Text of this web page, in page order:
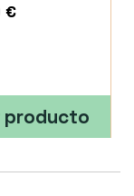
€
producto